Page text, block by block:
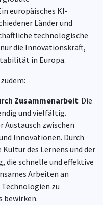
europäisches KI-
Länder und
technologische
die Innovationskraft,
in Europa.
Zusammenarbeit: Die
und vielfältig.
Austausch zwischen
Innovationen. Durch
des Lernens und der
die schnelle und effektive
Arbeiten an
zu
bewirken.